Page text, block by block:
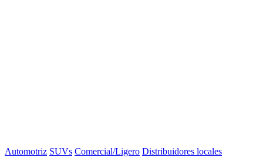
Automotriz SUVs Comercial/Ligero Distribuidores locales